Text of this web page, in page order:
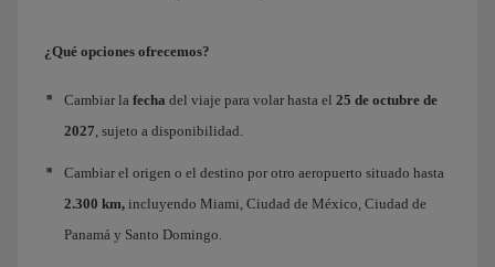
¿Qué opciones ofrecemos?
Cambiar la fecha del viaje para volar hasta el 25 de octubre de
2027, sujeto a disponibilidad.
Cambiar el origen o el destino por otro aeropuerto situado hasta
2.300 km, incluyendo Miami, Ciudad de México, Ciudad de
Panamá y Santo Domingo.